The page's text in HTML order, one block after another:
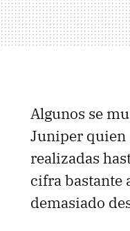
Algunos se
Juniper quien
realizadas
cifra bastante
demasiado